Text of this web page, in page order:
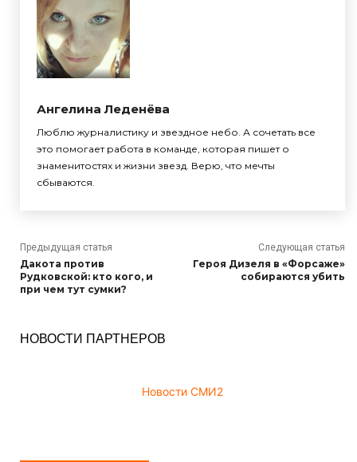
Ангелина Леденёва
Люблю журналистику и звездное небо. А сочетать все
это помогает работа в команде, которая пишет о
знаменитостях и жизни звезд. Верю, что мечты
сбываются.
Предыдущая статья
Дакота против
Рудковской: кто кого, и
при чем тут сумки?
Следующая статья
Героя Дизеля в «Форсаже»
собираются убить
НОВОСТИ ПАРТНЕРОВ
Новости СМИ2